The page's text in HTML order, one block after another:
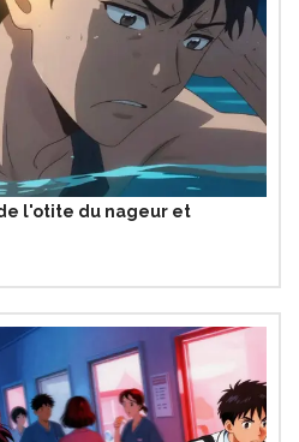
l'otite du nageur et